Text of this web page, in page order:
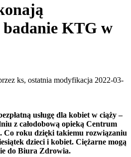
badanie KTG w
ks, ostatnia modyfikacja 2022-03-
usługę dla kobiet w ciąży –
z całodobową opieką Centrum
Co roku dzięki takiemu rozwiązaniu
dzieci i kobiet. Ciężarne mogą
do Biura Zdrowia.